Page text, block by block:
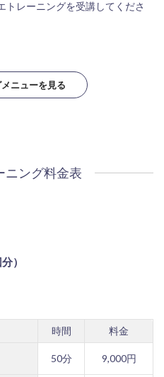
トレーニングを受講してくださ
ニューを見る
ニング料金表
）
時間 料金
50分 9,000円